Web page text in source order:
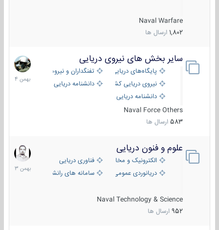
Naval Warfare
1,802 ارسال ها
سایر بخش های نیروی دریایی
پایگاه‌های دریایی
تفنگداران و نیروهای ویژه‌ی دریایی
نیروی دریایی کشورهای مختلفدانشنامه دریایی
دانشنامه دریایی کپی
Naval Force Others
583 ارسال ها
22
بهمن
1404
علوم و فنون دریایی
الکترونیک و مخابرات دریاییفناوری دریایی
دریانوردی عمومی
سامانه های رانشی دریایی
Naval Technology & Science
952 ارسال ها
6
بهمن
1403